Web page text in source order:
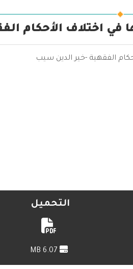
في اختلاف الأحكام
الفقهية -خير الدين سيب
التحميل